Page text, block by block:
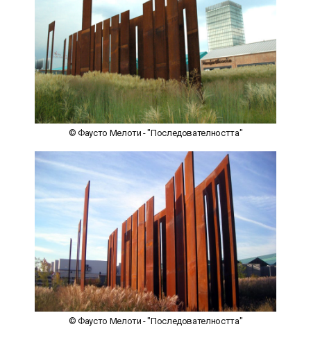
© Фаусто Мелоти - "Последователността"
© Фаусто Мелоти - "Последователността"